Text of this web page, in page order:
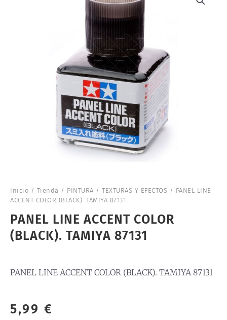
Inicio / Tienda / PINTURA / TEXTURAS Y EFECTOS / PANEL LINE
ACCENT COLOR (BLACK). TAMIYA 87131
PANEL LINE ACCENT COLOR
(BLACK). TAMIYA 87131
PANEL LINE ACCENT COLOR (BLACK). TAMIYA 87131
5,99 €